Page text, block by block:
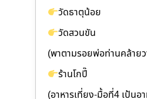
วัดธาตุน้อย
วัดสวนขัน
(พาตามรอยพ่อท่านคล้าย
ร้านโกปี๊
(อาหารเที่ยง-มื้อที่4 เป้นอ